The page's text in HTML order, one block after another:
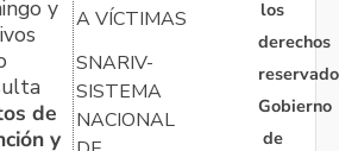
y
de
y
A VÍCTIMAS
SNARIV-
SISTEMA
NACIONAL
los
derechos
Gobierno
de